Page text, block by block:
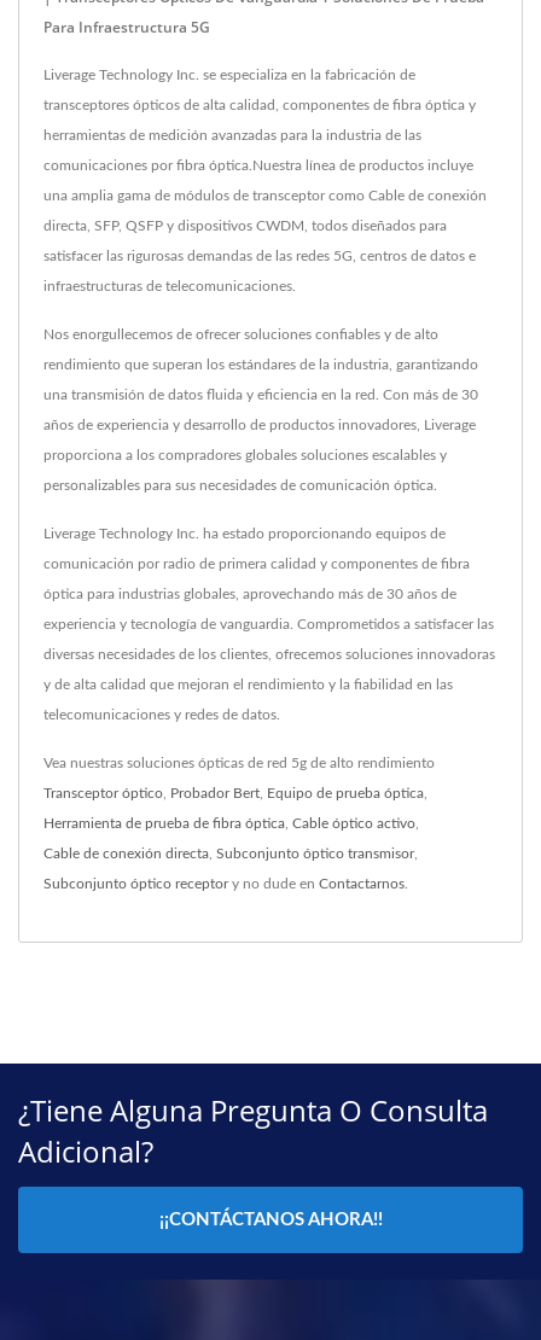
Para Infraestructura 5G
Liverage Technology Inc. se especializa en la fabricación de
transceptores ópticos de alta calidad, componentes de fibra óptica y
herramientas de medición avanzadas para la industria de las
comunicaciones por fibra óptica.Nuestra línea de productos incluye
una amplia gama de módulos de transceptor como Cable de conexión
directa, SFP, QSFP y dispositivos CWDM, todos diseñados para
satisfacer las rigurosas demandas de las redes 5G, centros de datos e
infraestructuras de telecomunicaciones.
Nos enorgullecemos de ofrecer soluciones confiables y de alto
rendimiento que superan los estándares de la industria, garantizando
una transmisión de datos fluida y eficiencia en la red. Con más de 30
años de experiencia y desarrollo de productos innovadores, Liverage
proporciona a los compradores globales soluciones escalables y
personalizables para sus necesidades de comunicación óptica.
Liverage Technology Inc. ha estado proporcionando equipos de
comunicación por radio de primera calidad y componentes de fibra
óptica para industrias globales, aprovechando más de 30 años de
experiencia y tecnología de vanguardia. Comprometidos a satisfacer las
diversas necesidades de los clientes, ofrecemos soluciones innovadoras
y de alta calidad que mejoran el rendimiento y la fiabilidad en las
telecomunicaciones y redes de datos.
Vea nuestras soluciones ópticas de red 5g de alto rendimiento
Transceptor óptico Probador Bert Equipo de prueba óptica
Herramienta de prueba de fibra óptica Cable óptico activo
Cable de conexión directa Subconjunto óptico transmisor,
Subconjunto óptico receptory no dude en Contactarnos
¿Tiene Alguna Pregunta O Consulta
Adicional?
¡¡CONTÁCTANOS AHORA!!